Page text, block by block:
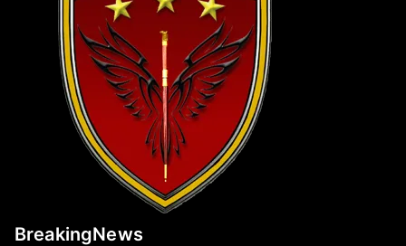
BreakingNews